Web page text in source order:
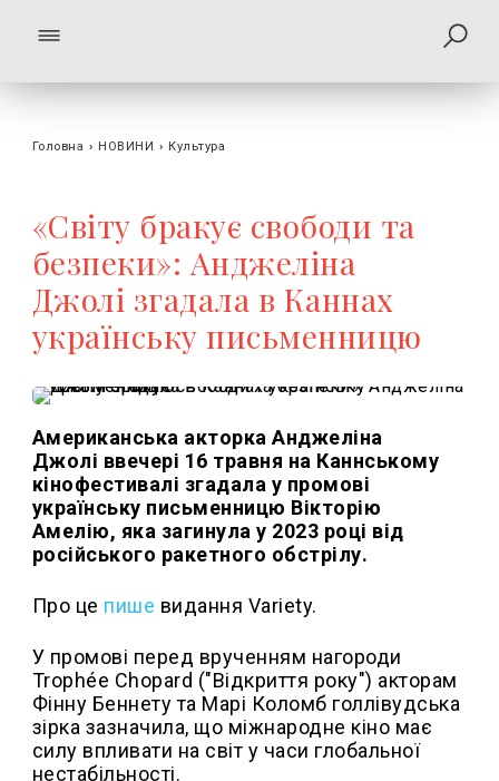
Головна › НОВИНИ › Культура
«Світу бракує свободи та
безпеки»: Анджеліна
Джолі згадала в Каннах
українську письменницю
Американська акторка Анджеліна
Джолі ввечері 16 травня на Каннському
кінофестивалі згадала у промові
українську письменницю Вікторію
Амелію, яка загинула у 2023 році від
російського ракетного обстрілу.
Про це пише видання Variety.
У промові перед врученням нагороди
Trophée Chopard ("Відкриття року") акторам
Фінну Беннету та Марі Коломб голлівудська
зірка зазначила, що міжнародне кіно має
силу впливати на світ у часи глобальної
нестабільності.